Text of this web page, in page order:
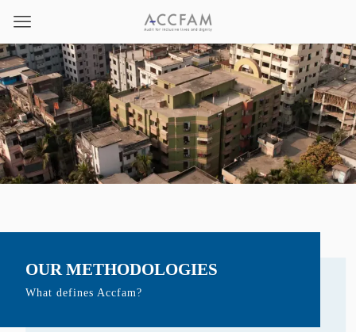
OUR METHODOLOGIES
What defines Accfam?
ホーム OUR METHODOLOGIES